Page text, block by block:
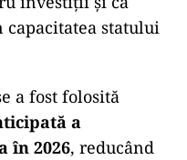
statului
a fost folosită
a
în 2026, reducând